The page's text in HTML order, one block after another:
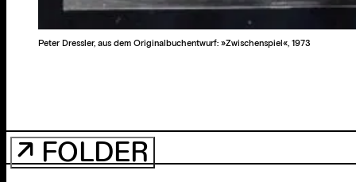
Peter Dressler, aus dem Originalbuchentwurf: »Zwischenspiel«, 1973
↗ FOLDER